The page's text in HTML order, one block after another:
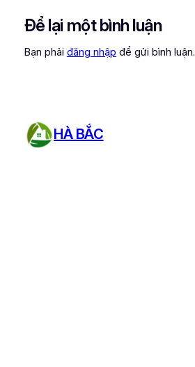
Để lại một bình luận
Bạn phải đăng nhập để gửi bình luận.
HÀ BẮC